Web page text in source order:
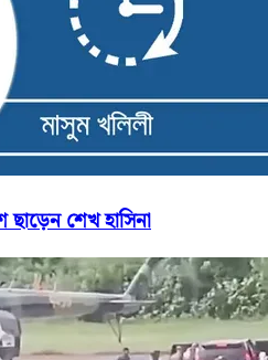
শেখ হাসিনা